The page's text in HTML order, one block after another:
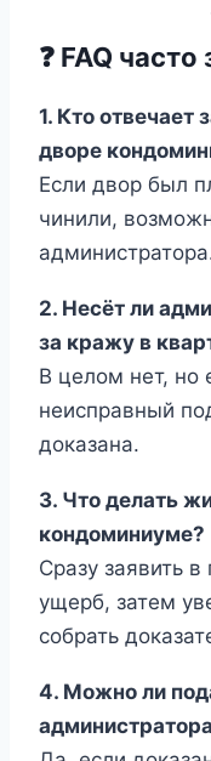
❓ FAQ
1. Кто отвечает
дворе
Если двор был
чинили,
2. Несёт ли
за кражу в
В целом нет, но
неисправный
доказана.
3. Что делать
кондоминиуме?
Сразу заявить
ущерб, затем
собрать
4. Можно ли